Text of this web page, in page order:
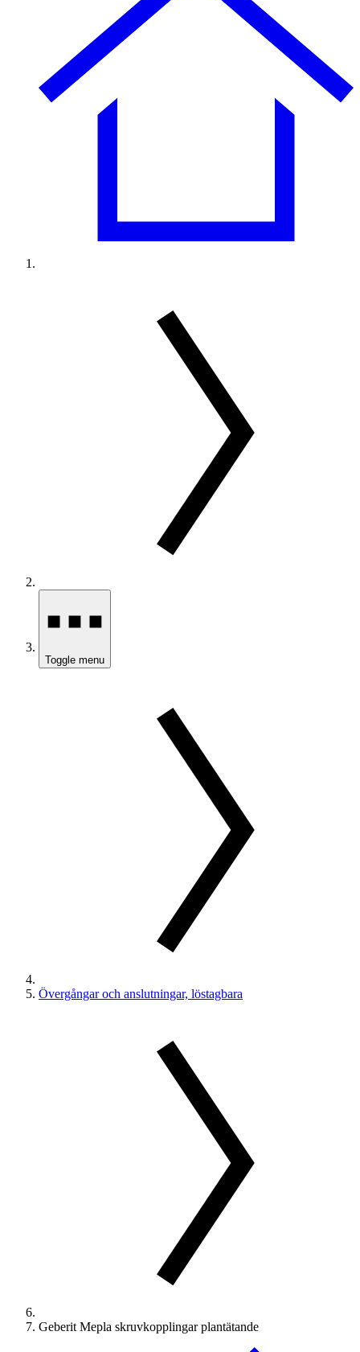
Toggle menu
Övergångar och anslutningar, löstagbara
Geberit Mepla skruvkopplingar plantätande